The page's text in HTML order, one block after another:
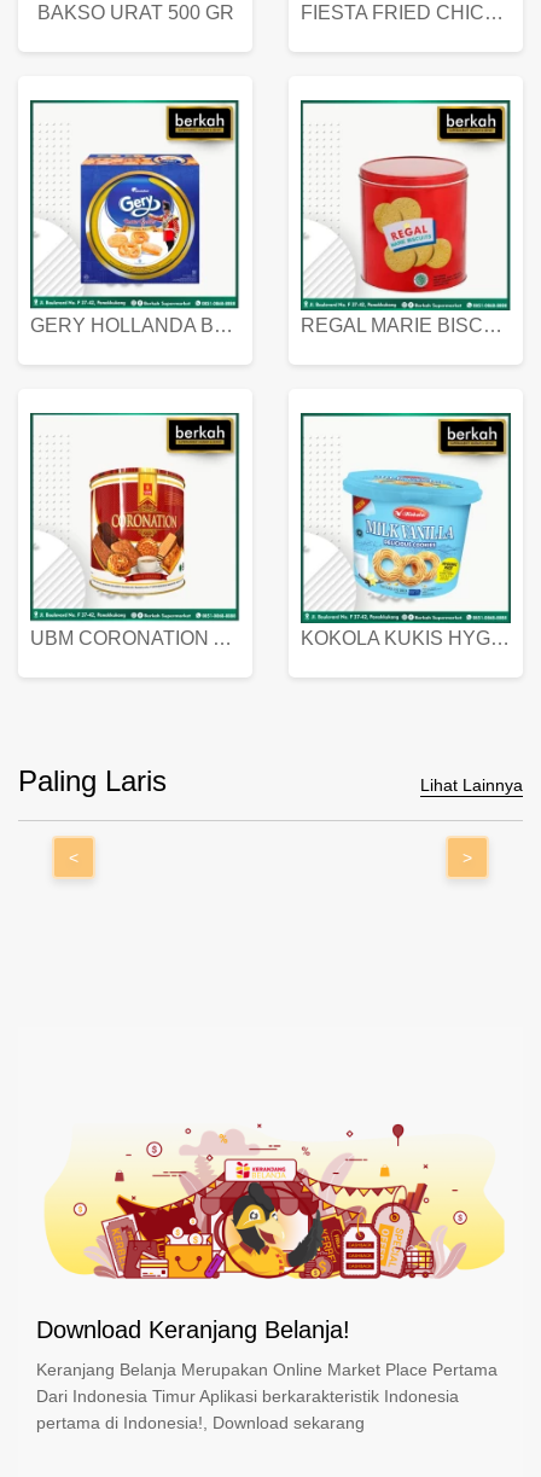
BAKSO URAT 500 GR FIESTA FRIED CHICKEN 500 GR
GERY HOLLANDA BUTTER COOKIES 450 GRAM REGAL MARIE BISCUIT KALENG 550 GRAM
UBM CORONATION ASSORTED BISKUIT KALENG 450 GRAM KOKOLA KUKIS HYGIENIC MILK VANILLA PACK 320 GR
Paling Laris Lihat Lainnya
< >
Download Keranjang Belanja!
Keranjang Belanja Merupakan Online Market Place Pertama
Dari Indonesia Timur Aplikasi berkarakteristik Indonesia
pertama di Indonesia!, Download sekarang